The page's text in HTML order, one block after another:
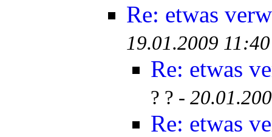
Re: etwas
19.01.2009 11:40
Re: etwas
? ? -
Re: etwas